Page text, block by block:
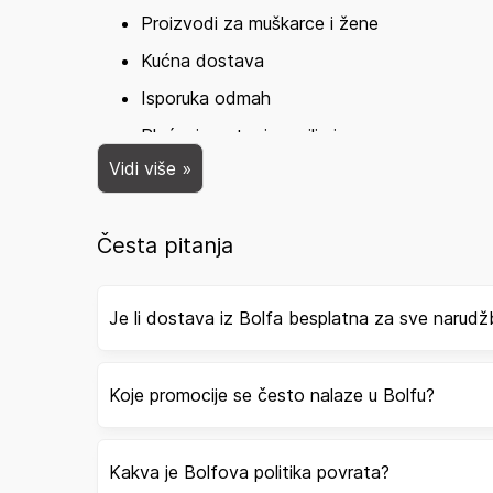
Proizvodi za muškarce i žene
Kućna dostava
Isporuka odmah
Plaćanje gotovinom ili virmanom
Mogućnost povrata
Ako vam se sviđa određeni proizvod i želite
popust koji će vam pomoći da kupite sve što
Kopirajte kod i idite na web stranicu bolf.hr
Zalijepite promotivni kod i pričekajte da se
Vidi više »
Česta pitanja
Je li dostava iz Bolfa besplatna za sve
Koje promocije se često nalaze u Bolfu?
Kakva je Bolfova politika povrata?